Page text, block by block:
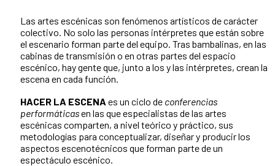
Las artes escénicas son fenómenos artísticos de carácter
colectivo. No solo las personas intérpretes que están sobre
el escenario forman parte del equipo. Tras bambalinas, en las
cabinas de transmisión o en otras partes del espacio
escénico, hay gente que, junto a los y las intérpretes, crean la
escena en cada función.
HACER LA ESCENA es un ciclo de conferencias
performáticasen las que especialistas de las artes
escénicas comparten, a nivel teórico y práctico, sus
metodologías para conceptualizar, diseñar y producir los
aspectos escenotécnicos que forman parte de un
espectáculo escénico.